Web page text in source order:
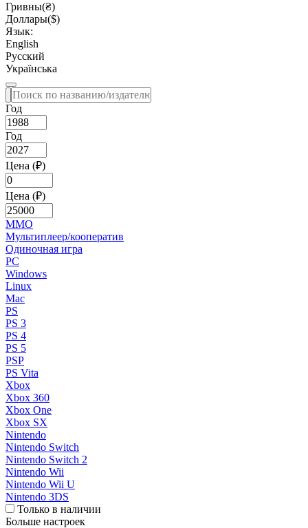
Гривны(₴)
Доллары($)
Язык:
English
Русский
Українська
Год
Год
Цена (₽)
Цена (₽)
MMO
Мультиплеер/кооператив
Одиночная игра
PC
Windows
Linux
Mac
PS
PS 3
PS 4
PS 5
PSP
PS Vita
Xbox
Xbox 360
Xbox One
Xbox SX
Nintendo
Nintendo Switch
Nintendo Switch 2
Nintendo Wii
Nintendo Wii U
Nintendo 3DS
Только в наличии
Больше настроек